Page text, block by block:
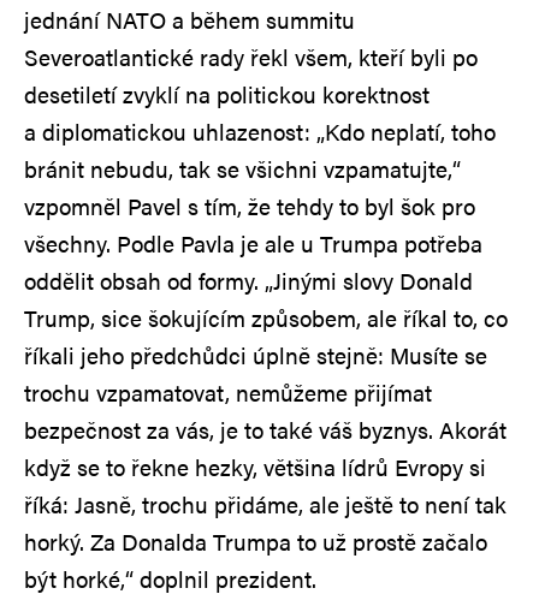
jednání NATO a během summitu
Severoatlantické rady řekl všem, kteří byli po
desetiletí zvyklí na politickou korektnost
a diplomatickou uhlazenost: „Kdo neplatí, toho
bránit nebudu, tak se všichni vzpamatujte,“
vzpomněl Pavel s tím, že tehdy to byl šok pro
všechny. Podle Pavla je ale u Trumpa potřeba
oddělit obsah od formy. „Jinými slovy Donald
Trump, sice šokujícím způsobem, ale říkal to, co
říkali jeho předchůdci úplně stejně: Musíte se
trochu vzpamatovat, nemůžeme přijímat
bezpečnost za vás, je to také váš byznys. Akorát
když se to řekne hezky, většina lídrů Evropy si
říká: Jasně, trochu přidáme, ale ještě to není tak
horký. Za Donalda Trumpa to už prostě začalo
být horké,“ doplnil prezident.